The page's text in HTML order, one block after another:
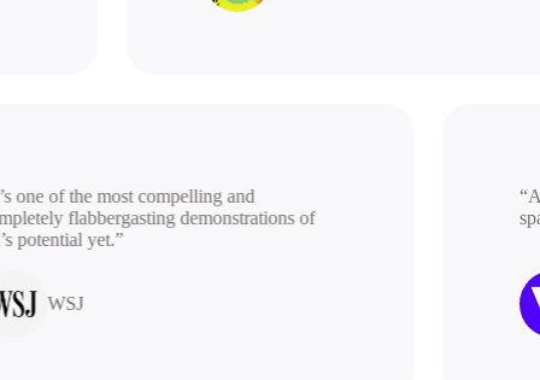
of the most compelling and
flabbergasting demonstrations of
yet.”
WSJ
“A